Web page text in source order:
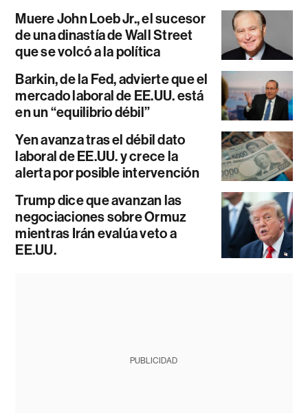
Muere John Loeb Jr., el sucesor
de una dinastía de Wall Street
que se volcó a la política
Barkin, de la Fed, advierte que el
mercado laboral de EE.UU. está
en un “equilibrio débil”
Yen avanza tras el débil dato
laboral de EE.UU. y crece la
alerta por posible intervención
Trump dice que avanzan las
negociaciones sobre Ormuz
mientras Irán evalúa veto a
EE.UU.
PUBLICIDAD